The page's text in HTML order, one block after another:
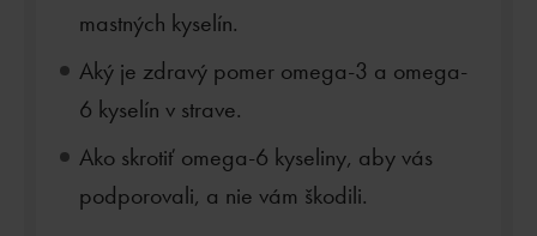
mastných kyselín.
Aký je zdravý pomer omega-3 a omega-
6 kyselín v strave.
Ako skrotiť omega-6 kyseliny, aby vás
podporovali, a nie vám škodili.